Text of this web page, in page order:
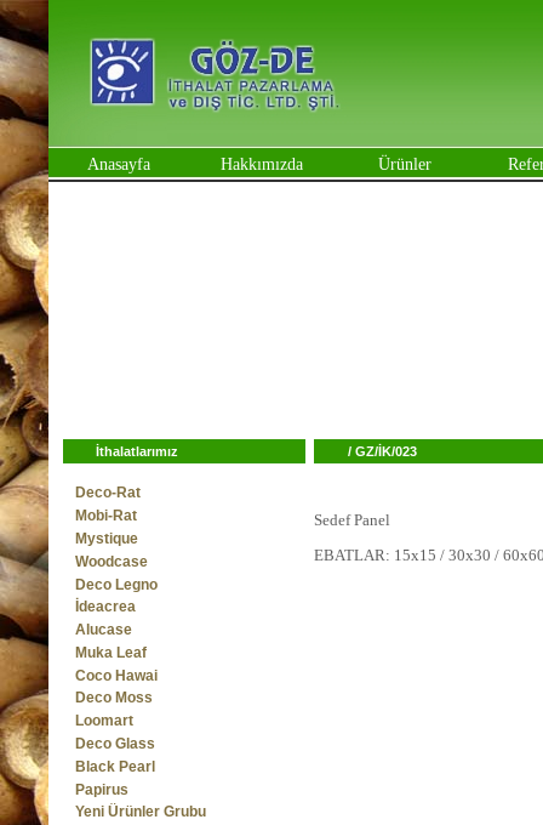
Anasayfa Hakkımızda Ürünler
İthalatlarımız
Deco-Rat
Mobi-Rat
Mystique
Woodcase
Deco Legno
İdeacrea
Alucase
Muka Leaf
Coco Hawai
Deco Moss
Loomart
Deco Glass
Black Pearl
Papirus
Yeni Ürünler Grubu
/ GZ/İK/023
Sedef Panel
EBATLAR: 15x15 / 30x30 /